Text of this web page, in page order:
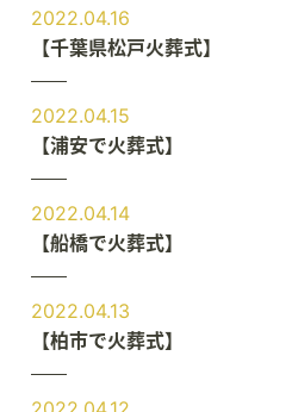
2022.04.16
【千葉県松戸火葬式】
2022.04.15
【浦安で火葬式】
2022.04.14
【船橋で火葬式】
2022.04.13
【柏市で火葬式】